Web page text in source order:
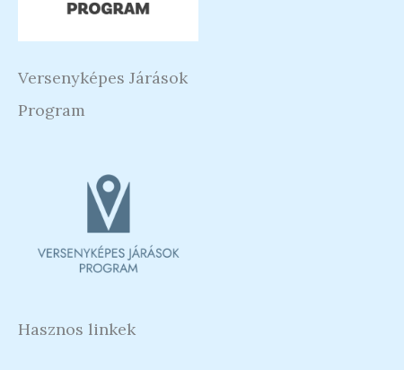
Versenyképes Járások
Program
Hasznos linkek